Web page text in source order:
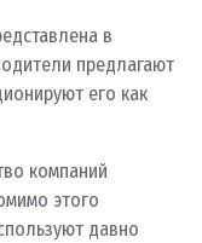
в
предлагают
его как
компаний
этого
давно